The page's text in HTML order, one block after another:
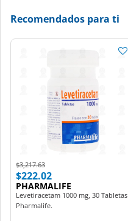
Recomendados para ti
Price reduced from
$3,217.63to
$222.02
PHARMALIFE
Levetiracetam 1000 mg, 30 Tabletas
Pharmalife.